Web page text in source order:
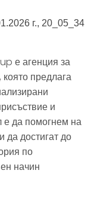
е агенция за
която предлага
и
да помогнем на
да достигат до
по
начин